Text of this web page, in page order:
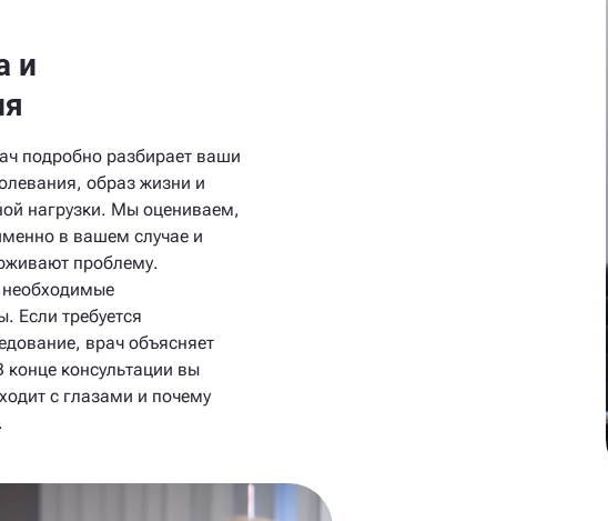
и
подробно разбирает ваши
образ жизни и
нагрузки. Мы оцениваем,
в вашем случае и
проблему.
Если требуется
врач объясняет
конце консультации вы
с глазами и почему